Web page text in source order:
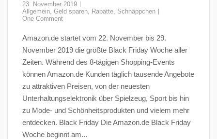
23. November 2019
Allgemein, Geld sparen, Rabatte, Schnäppchen
One Comment
Amazon.de startet vom 22. November bis 29.
November 2019 die größte Black Friday Woche aller
Zeiten. Während des 8-tägigen Shopping-Events
können Amazon.de Kunden täglich tausende Angebote
zu attraktiven Preisen, von der neuesten
Unterhaltungselektronik über Spielzeug, Sport bis hin
zu Mode- und Schönheitsprodukten und vielem mehr
entdecken. Black Friday Die Amazon.de Black Friday
Woche beginnt am...